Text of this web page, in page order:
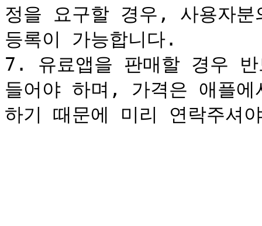
정을 요구할 경우, 사용자
등록이 가능합니다.
7. 유료앱을 판매할 경우
들어야 하며, 가격은 애플에